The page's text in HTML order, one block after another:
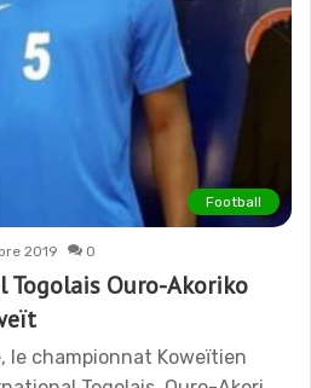
Football
2019 0
Togolais Ouro-Akoriko
le championnat Koweïtien